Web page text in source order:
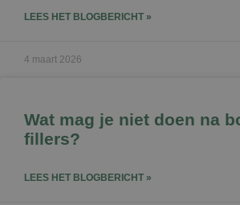
LEES HET BLOGBERICHT »
4 maart 2026
Wat mag je niet doen na
fillers?
LEES HET BLOGBERICHT »